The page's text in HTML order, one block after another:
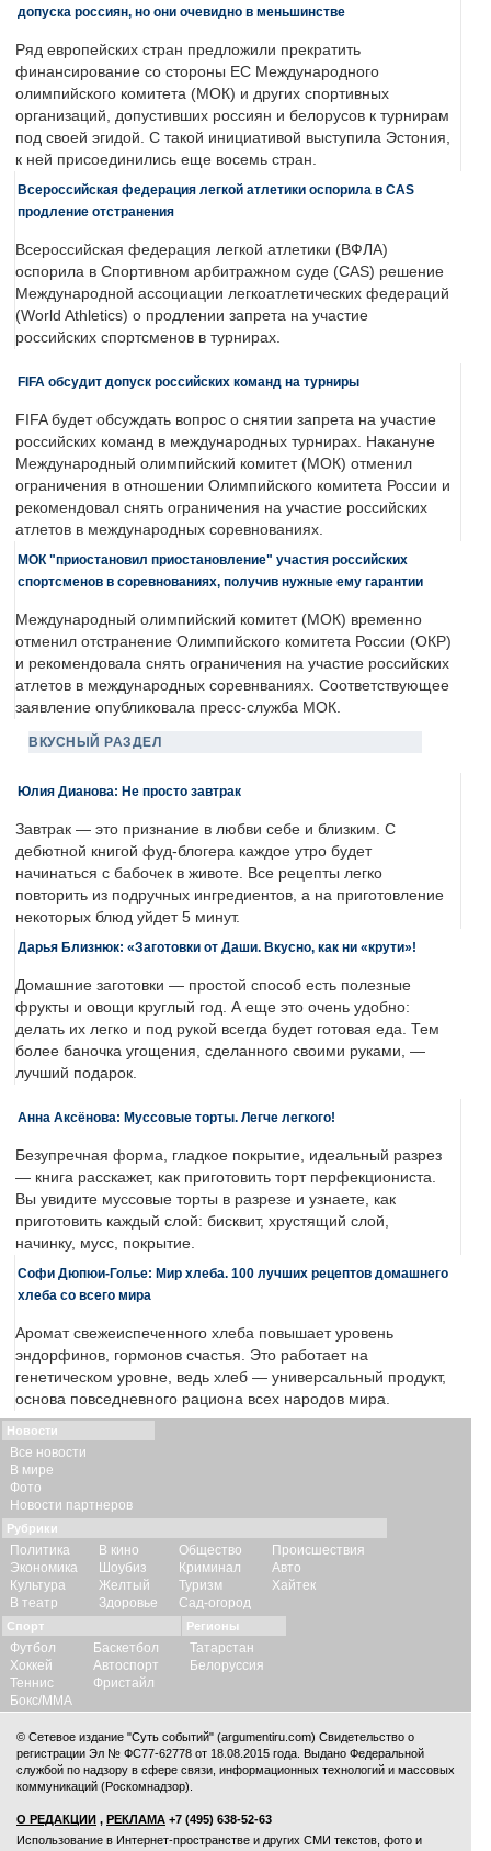
допуска россиян, но они очевидно в меньшинстве
Ряд европейских стран предложили прекратить
финансирование со стороны ЕС Международного
олимпийского комитета (МОК) и других спортивных
организаций, допустивших россиян и белорусов к турнирам
под своей эгидой. С такой инициативой выступила Эстония,
к ней присоединились еще восемь стран.
Всероссийская федерация легкой атлетики оспорила в CAS
продление отстранения
Всероссийская федерация легкой атлетики (ВФЛА)
оспорила в Спортивном арбитражном суде (CAS) решение
Международной ассоциации легкоатлетических федераций
(World Athletics) о продлении запрета на участие
российских спортсменов в турнирах.
FIFA обсудит допуск российских команд на турниры
FIFA будет обсуждать вопрос о снятии запрета на участие
российских команд в международных турнирах. Накануне
Международный олимпийский комитет (МОК) отменил
ограничения в отношении Олимпийского комитета России и
рекомендовал снять ограничения на участие российских
атлетов в международных соревнованиях.
МОК "приостановил приостановление" участия российских
спортсменов в соревнованиях, получив нужные ему гарантии
Международный олимпийский комитет (МОК) временно
отменил отстранение Олимпийского комитета России (ОКР)
и рекомендовала снять ограничения на участие российских
атлетов в международных соревнваниях. Соответствующее
заявление опубликовала пресс-служба МОК.
ВКУСНЫЙ РАЗДЕЛ
Юлия Дианова: Не просто завтрак
Завтрак — это признание в любви себе и близким. С
дебютной книгой фуд-блогера каждое утро будет
начинаться с бабочек в животе. Все рецепты легко
повторить из подручных ингредиентов, а на приготовление
некоторых блюд уйдет 5 минут.
Дарья Близнюк: «Заготовки от Даши. Вкусно, как ни «крути»!
Домашние заготовки — простой способ есть полезные
фрукты и овощи круглый год. А еще это очень удобно:
делать их легко и под рукой всегда будет готовая еда. Тем
более баночка угощения, сделанного своими руками, —
лучший подарок.
Анна Аксёнова: Муссовые торты. Легче легкого!
Безупречная форма, гладкое покрытие, идеальный разрез
— книга расскажет, как приготовить торт перфекциониста.
Вы увидите муссовые торты в разрезе и узнаете, как
приготовить каждый слой: бисквит, хрустящий слой,
начинку, мусс, покрытие.
Софи Дюпюи-Голье: Мир хлеба. 100 лучших рецептов домашнего
хлеба со всего мира
Аромат свежеиспеченного хлеба повышает уровень
эндорфинов, гормонов счастья. Это работает на
генетическом уровне, ведь хлеб — универсальный продукт,
основа повседневного рациона всех народов мира.
Новости
Все новости
В мире
Фото
Новости партнеров
Рубрики
Политика
Экономика
Культура
В театр
В кино
Шоубиз
Желтый
Здоровье
Общество
Криминал
Туризм
Сад-огород
Происшествия
Авто
Хайтек
Спорт
Футбол
Хоккей
Теннис
Бокс/ММА
Баскетбол
Автоспорт
Фристайл
Регионы
Татарстан
Белоруссия
© Сетевое издание "Суть событий" (argumentiru.com) Свидетельство о
регистрации Эл № ФС77-62778 от 18.08.2015 года. Выдано Федеральной
службой по надзору в сфере связи, информационных технологий и массовых
коммуникаций (Роскомнадзор).
О РЕДАКЦИИ , РЕКЛАМА +7 (495) 638-52-63
Использование в Интернет-пространстве и других СМИ текстов, фото и